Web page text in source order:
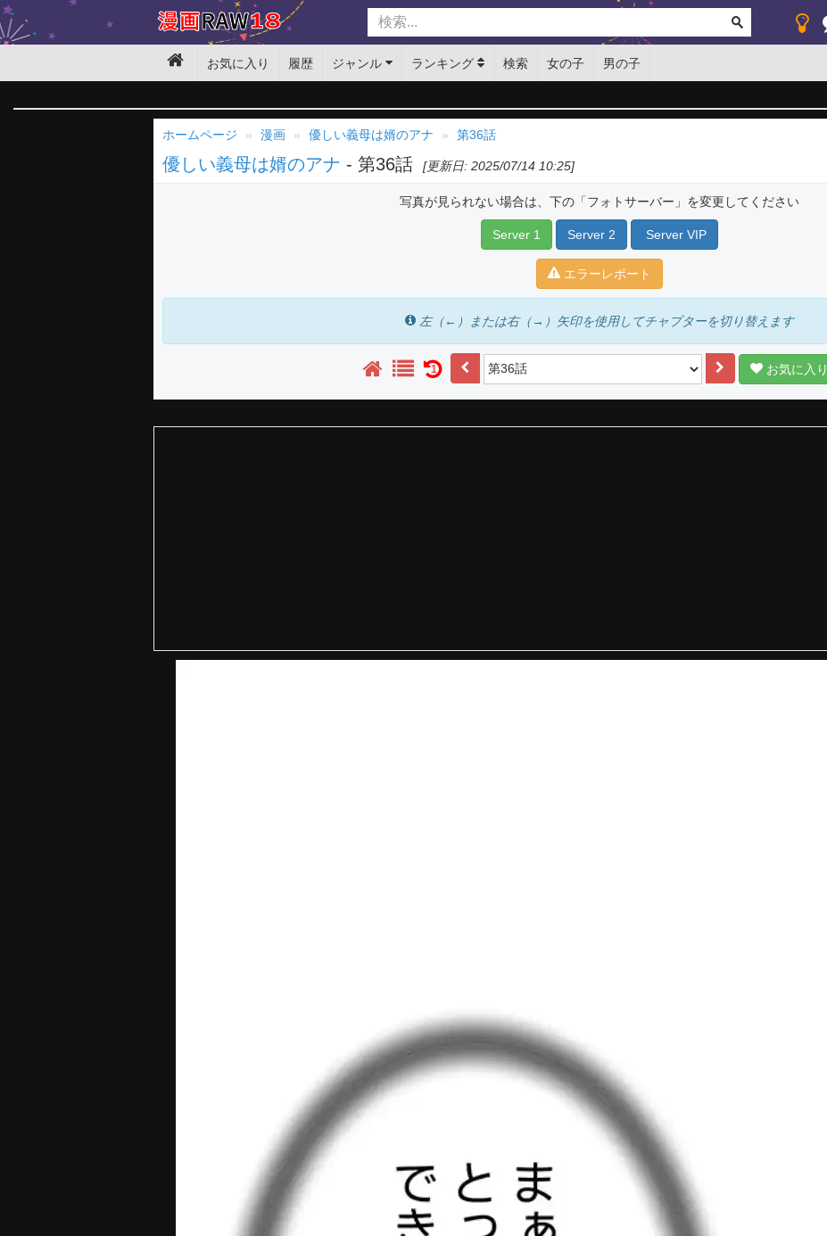
お気に入り 履歴 ジャンル ランキング 検索 女の子 男の子
ホームページ 漫画 優しい義母は婿のアナ 第36話
優しい義母は婿のアナ - 第36話 [更新日: 2025/07/14 10:25]
写真が見られない場合は、下の「フォトサーバー」を変更してください
Server 1 Server 2 Server VIP
エラーレポート
左（←）または右（→）矢印を使用してチャプターを切り替えます
1 お気に入り